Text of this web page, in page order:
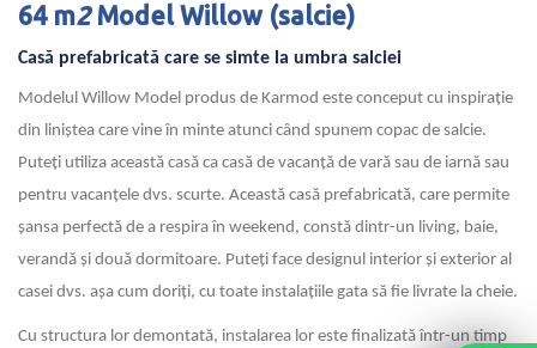
64 m2 Model Willow (salcie)
Casă prefabricată care se simte la umbra salciei
Modelul Willow Model produs de Karmod este conceput cu inspirație
din liniștea care vine în minte atunci când spunem copac de salcie.
Puteți utiliza această casă ca casă de vacanță de vară sau de iarnă sau
pentru vacanțele dvs. scurte. Această casă prefabricată, care permite
șansa perfectă de a respira în weekend, constă dintr-un living, baie,
verandă și două dormitoare. Puteți face designul interior și exterior al
casei dvs. așa cum doriți, cu toate instalațiile gata să fie livrate la cheie.
Cu structura lor demontată, instalarea lor este finalizată într-un timp